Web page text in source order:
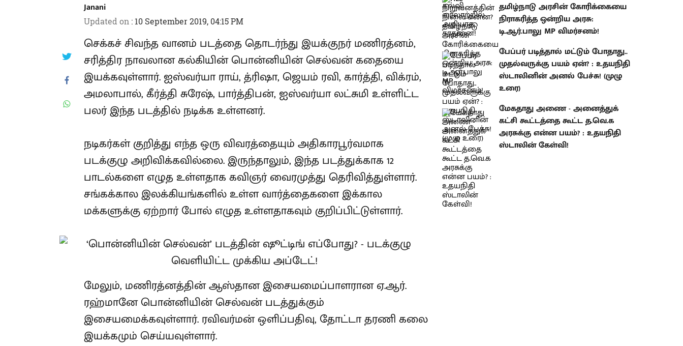
Janani
Updated on : 10 September 2019, 04:15 PM
செக்கச் சிவந்த வானம் படத்தை தொடர்ந்து இயக்குநர் மணிரத்னம்,
சரித்திர நாவலான கல்கியின் பொன்னியின் செல்வன் கதையை
இயக்கவுள்ளார். ஐஸ்வர்யா ராய், த்ரிஷா, ஜெயம் ரவி, கார்த்தி, விக்ரம்,
அமலாபால், கீர்த்தி சுரேஷ், பார்த்திபன், ஐஸ்வர்யா லட்சுமி உள்ளிட்ட
பலர் இந்த படத்தில் நடிக்க உள்ளனர்.
நடிகர்கள் குறித்து எந்த ஒரு விவரத்தையும் அதிகாரபூர்வமாக
படக்குழு அறிவிக்கவில்லை. இருந்தாலும், இந்த படத்துக்காக 12
பாடல்களை எழுத உள்ளதாக கவிஞர் வைரமுத்து தெரிவித்துள்ளார்.
சங்கக்கால இலக்கியங்களில் உள்ள வார்த்தைகளை இக்கால
மக்களுக்கு ஏற்றார் போல் எழுத உள்ளதாகவும் குறிப்பிட்டுள்ளார்.
மேலும், மணிரத்னத்தின் ஆஸ்தான இசையமைப்பாளரான ஏ.ஆர்.
ரஹ்மானே பொன்னியின் செல்வன் படத்துக்கும்
இசையமைக்கவுள்ளார். ரவிவர்மன் ஒளிப்பதிவு, தோட்டா தரணி கலை
இயக்கமும் செய்யவுள்ளார்.
தமிழ்நாடு அரசின் கோரிக்கையை
நிராகரித்த ஒன்றிய அரசு:
டி.ஆர்.பாலு MP விமர்சனம்!
பேப்பர் படித்தால் மட்டும் போதாது..
முதல்வருக்கு பயம் ஏன்? : உதயநிதி
ஸ்டாலினின் அனல் பேச்சு! (முழு
உரை)
மேகதாது அணை - அனைத்துக்
கட்சி கூட்டத்தை கூட்ட த.வெ.க
அரசுக்கு என்ன பயம்? : உதயநிதி
ஸ்டாலின் கேள்வி!